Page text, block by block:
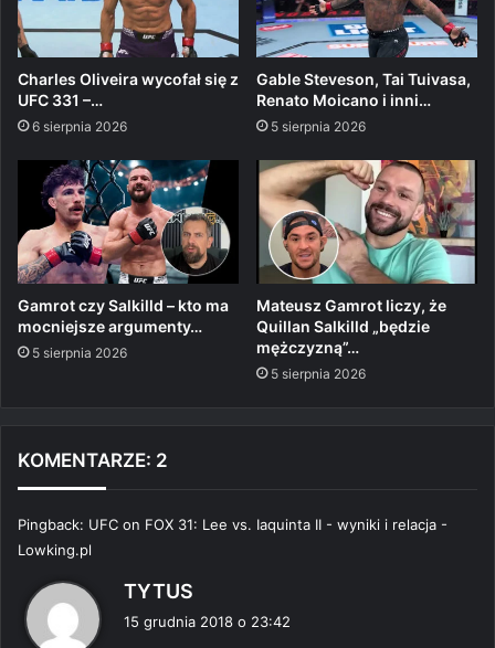
Charles Oliveira wycofał się z
UFC 331 –…
6 sierpnia 2026
Gable Steveson, Tai Tuivasa,
Renato Moicano i inni…
5 sierpnia 2026
Gamrot czy Salkilld – kto ma
mocniejsze argumenty…
5 sierpnia 2026
Mateusz Gamrot liczy, że
Quillan Salkilld „będzie
mężczyzną”…
5 sierpnia 2026
KOMENTARZE: 2
Pingback: UFC on FOX 31: Lee vs. Iaquinta II - wyniki i relacja -
Lowking.pl
TYTUS
15 grudnia 2018 o 23:42